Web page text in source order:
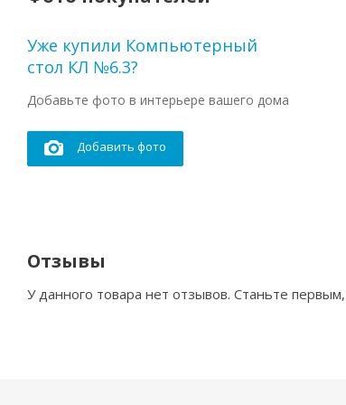
Уже купили Компьютерный
стол КЛ №6.3?
Добавьте фото в интерьере вашего дома
Добавить фото
Отзывы
У данного товара нет отзывов. Станьте